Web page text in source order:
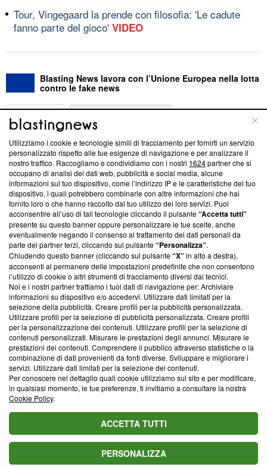
Tour, Vingegaard la prende con filosofia: 'Le cadute
fanno parte del gioco' VIDEO
Blasting News lavora con l’Unione Europea nella lotta
contro le fake news
ABOUT
Questa sezione offre informazioni trasparenti su Blasting
News, sui nostri processi editoriali e su come ci impegniamo a
creare news di qualità. Inoltre, afferma la nostra aderenza a
‘Trust Project - News with Integrity’Blasting News non è
ancora membro del programma, ma ha richiesto di farne
parte; Trust Project non ha ancora effettuato una verifica di
conformità agli standard.
Su di noi
Team editoriale
Corporate
Redazione
Informativa Privacy
Cookie Policy
Blasting SA, IDI CHE-247.845.224, Via Carlo Frasca, 3 - 6900
Lugano (Svizzera) Tel:+39 0690258937
© 2026 Blasting News
Utilizziamo i cookie e tecnologie simili di tracciamento per fornirti un servizio
personalizzato rispetto alle tue esigenze di navigazione e per analizzare il
nostro traffico. Raccogliamo e condividiamo con i nostri 1624partner che si
occupano di analisi dei dati web, pubblicità e social media, alcune
informazioni sul tuo dispositivo, come l’indirizzo IP e le caratteristiche del tuo
dispositivo, i quali potrebbero combinarle con altre informazioni che hai
fornito loro o che hanno raccolto dal tuo utilizzo dei loro servizi. Puoi
acconsentire all’uso di tali tecnologie cliccando il pulsante“Accetta tutti”
presente su questo banner oppure personalizzare le tue scelte, anche
eventualmente negando il consenso al trattamento dei dati personali da
parte dei partner terzi, cliccando sul pulsante“Personalizza”.
Chiudendo questo banner (cliccando sul pulsante“X”in alto a destra),
acconsenti al permanere delle impostazioni predefinite che non consentono
l’utilizzo di cookie o altri strumenti di tracciamento diversi dai tecnici.
Noi e i nostri partner trattiamo i tuoi dati di navigazione per: Archiviare
informazioni su dispositivo e/o accedervi. Utilizzare dati limitati per la
selezione della pubblicità. Creare profili per la pubblicità personalizzata.
Utilizzare profili per la selezione di pubblicità personalizzata. Creare profili
per la personalizzazione dei contenuti. Utilizzare profili per la selezione di
contenuti personalizzati. Misurare le prestazioni degli annunci. Misurare le
prestazioni dei contenuti. Comprendere il pubblico attraverso statistiche o la
combinazione di dati provenienti da fonti diverse. Sviluppare e migliorare i
servizi. Utilizzare dati limitati per la selezione dei contenuti.
Per conoscere nel dettaglio quali cookie utilizziamo sul sito e per modificare,
in qualsiasi momento, le tue preferenze, ti invitiamo a consultare la nostra
Cookie Policy.
ACCETTA TUTTI
PERSONALIZZA